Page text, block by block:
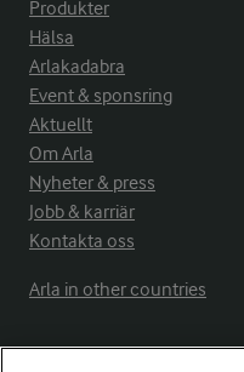
Produkter
Hälsa
Arlakadabra
Event & sponsring
Aktuellt
Om Arla
Nyheter & press
Jobb & karriär
Kontakta oss
Arla in other countries